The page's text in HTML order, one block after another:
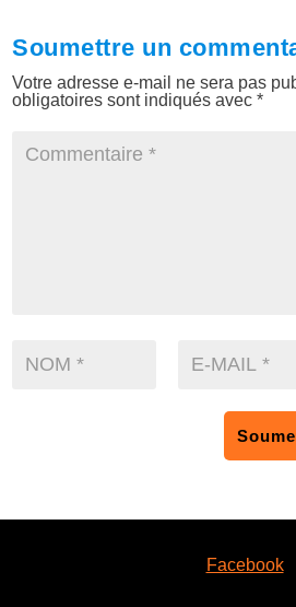
Soumettre un
Votre adresse e-mail ne sera pas
obligatoires sont indiqués avec*
Facebook